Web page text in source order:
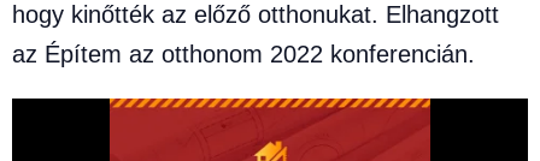
hogy kinőtték az előző otthonukat. Elhangzott
az Építem az otthonom 2022 konferencián.